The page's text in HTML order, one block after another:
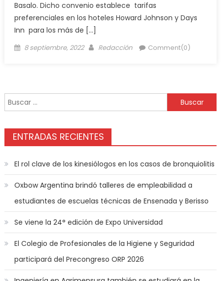
Basalo. Dicho convenio establece tarifas
preferenciales en los hoteles Howard Johnson y Days
Inn para los más de […]
8 septiembre, 2022 Redacción Comment(0)
ENTRADAS RECIENTES
El rol clave de los kinesiólogos en los casos de bronquiolitis
Oxbow Argentina brindó talleres de empleabilidad a
estudiantes de escuelas técnicas de Ensenada y Berisso
Se viene la 24° edición de Expo Universidad
El Colegio de Profesionales de la Higiene y Seguridad
participará del Precongreso ORP 2026